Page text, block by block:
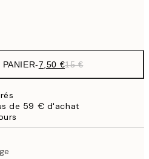
PANIER-7,50 €15 €
de 59 € d'achat